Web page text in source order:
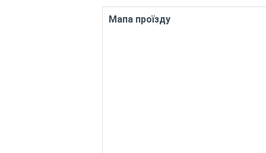
Мапа проїзду